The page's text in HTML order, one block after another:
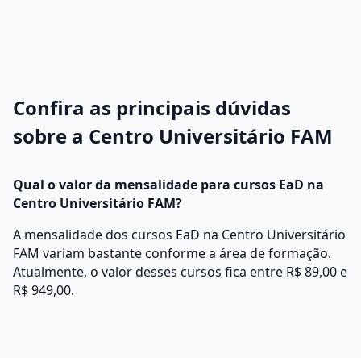
Confira as principais dúvidas
sobre a Centro Universitário FAM
Qual o valor da mensalidade para cursos EaD na
Centro Universitário FAM?
A mensalidade dos cursos EaD na Centro Universitário
FAM variam bastante conforme a área de formação.
Atualmente, o valor desses cursos fica entre R$ 89,00 e
R$ 949,00.